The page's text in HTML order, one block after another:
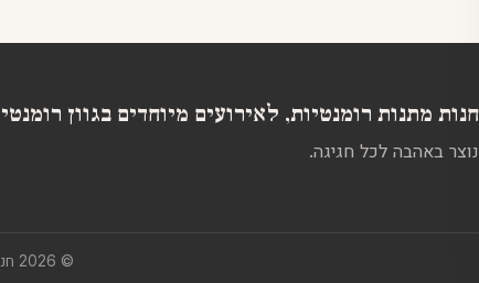
חנות מתנות רומנטיות, לאירועים מיוחדים בגוון רומנטי
נוצר באהבה לכל חגיגה.
© 2026 חנות מתנות רומנטיות, לאירועים מיוחדים בגוון רומנטי. כל הזכויות שמורות.